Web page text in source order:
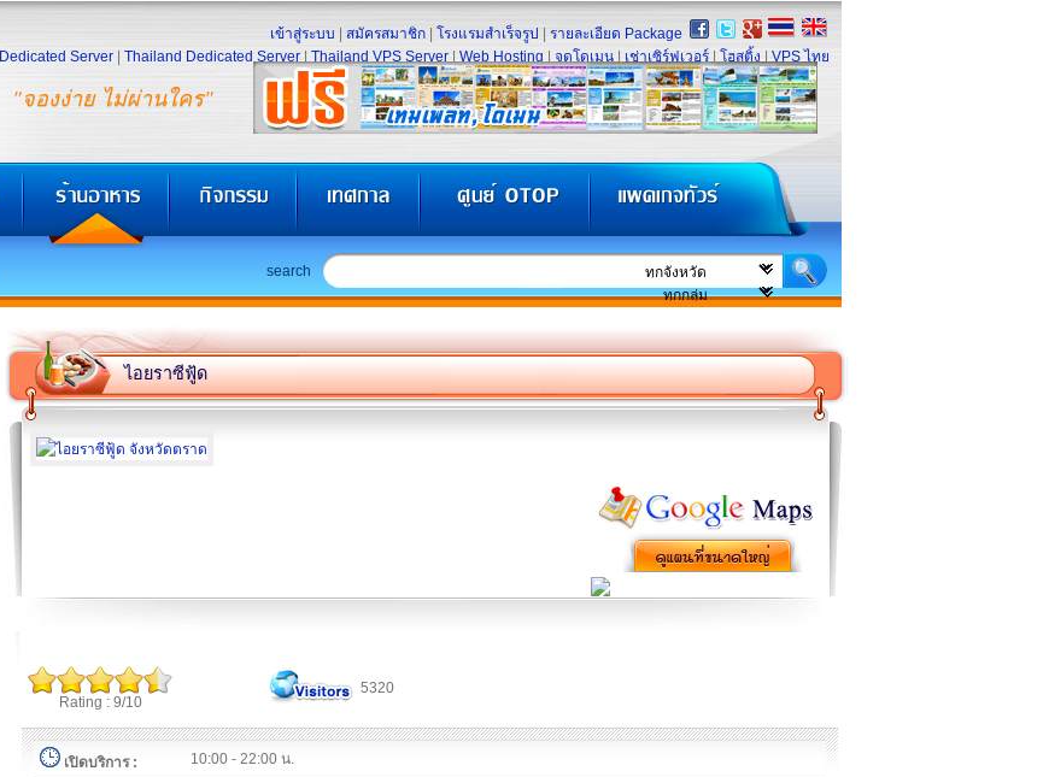
"จองง่าย ไม่ผ่านใคร"
เข้าสู่ระบบ สมัครสมาชิก โรงแรมสำเร็จรูป
รายละเอียด Package
Dedicated Server
Thailand Dedicated Server Thailand VPS Server Web Hosting จดโดเมน เช่าเซิร์ฟเวอร์ โฮสติ้ง VPS ไทย
search
ไอยราซีฟู้ด
Rating : 9/10
5320
เปิดบริการ : 10:00 - 22:00 น.